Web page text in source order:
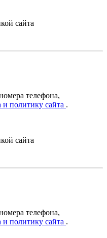
сайта
телефона,
политику сайта .
сайта
телефона,
политику сайта .